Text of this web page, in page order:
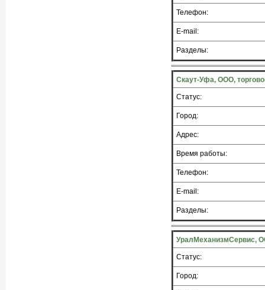
Телефон:
E-mail:
Разделы:
Скаут-Уфа, ООО,
Статус:
Город:
Адрес:
Время работы:
Телефон:
E-mail:
Разделы:
УралМеханизмСервис,
Статус:
Город: